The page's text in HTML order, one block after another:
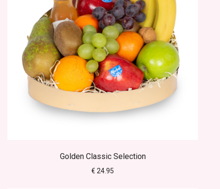
Golden Classic Selection
€ 24.95